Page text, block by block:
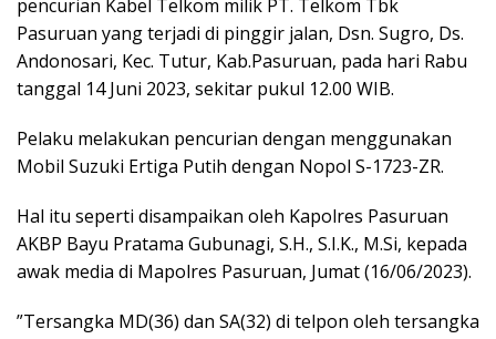
pencurian Kabel Telkom milik PT. Telkom Tbk
Pasuruan yang terjadi di pinggir jalan, Dsn. Sugro, Ds.
Andonosari, Kec. Tutur, Kab.Pasuruan, pada hari Rabu
tanggal 14 Juni 2023, sekitar pukul 12.00 WIB.
Pelaku melakukan pencurian dengan menggunakan
Mobil Suzuki Ertiga Putih dengan Nopol S-1723-ZR.
Hal itu seperti disampaikan oleh Kapolres Pasuruan
AKBP Bayu Pratama Gubunagi, S.H., S.I.K., M.Si, kepada
awak media di Mapolres Pasuruan, Jumat (16/06/2023).
”Tersangka MD(36) dan SA(32) di telpon oleh tersangka